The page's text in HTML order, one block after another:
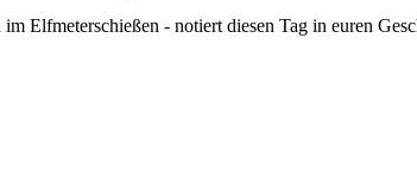
Elfmeterschießen - notiert diesen Tag in euren